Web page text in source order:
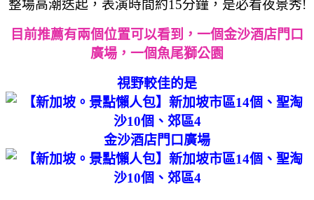
整場高潮迭起，表演時間約15分鐘，是必看夜景秀!
目前推薦有兩個位置可以看到， 一個金沙酒店門口
廣場，一個魚尾獅公園
視野較佳的是
金沙酒店門口廣場